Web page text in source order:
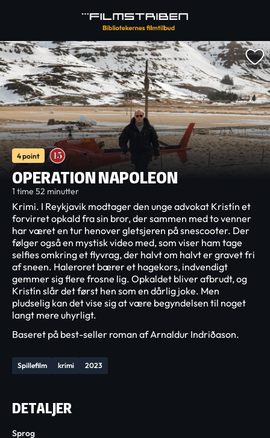
4 point
OPERATION NAPOLEON
1 time 52 minutter
Spillefilm krimi 2023
Krimi. I Reykjavik modtager den unge advokat Kristín et
forvirret opkald fra sin bror, der sammen med to venner
har været en tur henover gletsjeren på snescooter. Der
følger også en mystisk video med, som viser ham tage
selfies omkring et flyvrag, der halvt om halvt er gravet fri
af sneen. Haleroret bærer et hagekors, indvendigt
gemmer sig flere frosne lig. Opkaldet bliver afbrudt, og
Kristín slår det først hen som en dårlig joke. Men
pludselig kan det vise sig at være begyndelsen til noget
langt mere uhyrligt.
Baseret på best-seller roman af Arnaldur Indriðason.
DETALJER
Sprog